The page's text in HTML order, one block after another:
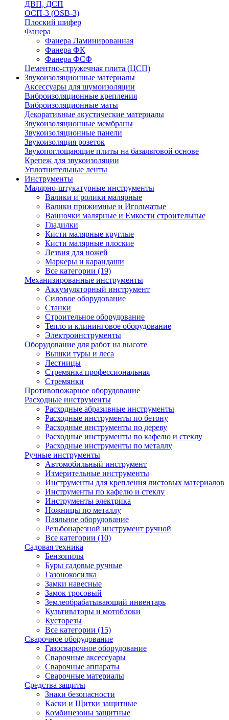
ДВП, ДСП
ОСП-3 (OSB-3)
Плоский шифер
Фанера
Фанера Ламинированная
Фанера ФК
Фанера ФСФ
Цементно-стружечная плита (ЦСП)
Звукоизоляционные материалы
Аксессуары для шумоизоляции
Виброизоляционные крепления
Виброизоляционные маты
Декоративные акустические материалы
Звукоизоляционные мембраны
Звукоизоляционные панели
Звукоизоляция розеток
Звукопоглощающие плиты на базальтовой основе
Крепеж для звукоизоляции
Уплотнительные ленты
Инструменты
Малярно-штукатурные инструменты
Валики и ролики малярные
Валики прижимные и Игольчатые
Ванночки малярные и Емкости строительные
Гладилки
Кисти малярные круглые
Кисти малярные плоские
Лезвия для ножей
Маркеры и карандаши
Все категории (19)
Механизированные инструменты
Аккумуляторный инструмент
Силовое оборудование
Станки
Строительное оборудование
Тепло и клининговое оборудование
Электроинструменты
Оборудование для работ на высоте
Вышки туры и леса
Лестницы
Стремянка профессиональная
Стремянки
Противопожарное оборудование
Расходные инструменты
Расходные абразивные инструменты
Расходные инструменты по бетону
Расходные инструменты по дереву
Расходные инструменты по кафелю и стеклу
Расходные инструменты по металлу
Ручные инструменты
Автомобильный инструмент
Измерительные инструменты
Инструменты для крепления листовых материалов
Инструменты по кафелю и стеклу
Инструменты электрика
Ножницы по металлу
Паяльное оборудование
Резьбонарезной инструмент ручной
Все категории (10)
Садовая техника
Бензопилы
Буры садовые ручные
Газонокосилка
Замки навесные
Замок тросовый
Землеобрабатывающий инвентарь
Культиваторы и мотоблоки
Кусторезы
Все категории (15)
Сварочное оборудование
Газосварочное оборудование
Сварочные аксессуары
Сварочные аппараты
Сварочные материалы
Средства защиты
Знаки безопасности
Каски и Щитки защитные
Комбинезоны защитные